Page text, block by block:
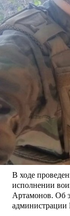
В ходе
исполнении
Артамонов. Об
администрации